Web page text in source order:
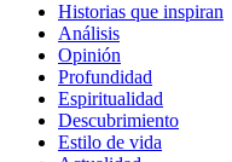
Historias que inspiran
Análisis
Opinión
Profundidad
Espiritualidad
Descubrimiento
Estilo de vida